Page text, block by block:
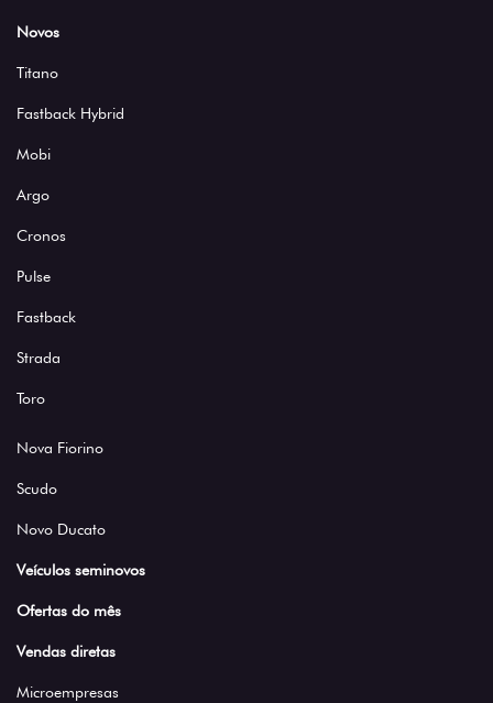
Novos
Titano
Fastback Hybrid
Mobi
Argo
Cronos
Pulse
Fastback
Strada
Toro
Nova Fiorino
Scudo
Novo Ducato
Veículos seminovos
Ofertas do mês
Vendas diretas
Microempresas